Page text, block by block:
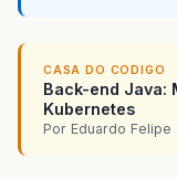
CASA DO CODIGO
Back-end Java:
Kubernetes
Por Eduardo